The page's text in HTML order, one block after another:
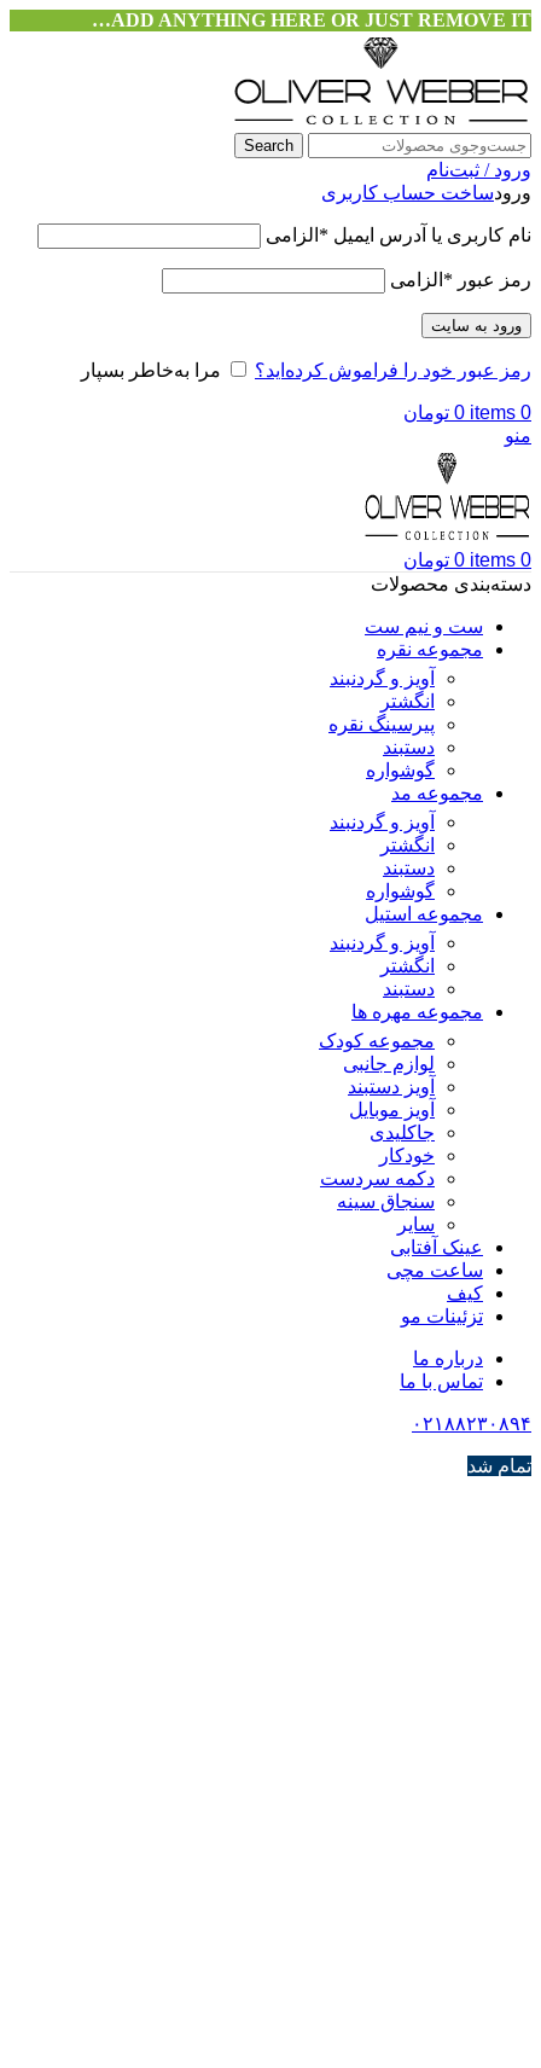
ADD ANYTHING HERE OR JUST REMOVE IT…
Search
ورود / ثبت‌نام
ورودساخت حساب کاربری
نام کاربری یا آدرس ایمیل * الزامی
رمز عبور * الزامی
ورود به سایت
رمز عبور خود را فراموش کرده‌اید؟ مرا به‌خاطر بسپار
0
items
0 تومان
منو
0
items
0 تومان
دسته‌بندی محصولات
ست و نیم ست
مجموعه نقره
آویز و گردنبند
انگشتر
پیرسینگ نقره
دستبند
گوشواره
مجموعه مد
آویز و گردنبند
انگشتر
دستبند
گوشواره
مجموعه استیل
آویز و گردنبند
انگشتر
دستبند
مجموعه مهره ها
مجموعه کودک
لوازم جانبی
آویز دستبند
آویز موبایل
جاکلیدی
خودکار
دکمه سردست
سنجاق سینه
سایر
عینک آفتابی
ساعت مچی
کیف
تزئینات مو
درباره ما
تماس با ما
۰۲۱۸۸۲۳۰۸۹۴
تمام شد